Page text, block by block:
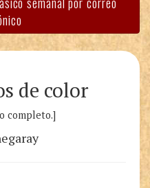
de color
completo.]